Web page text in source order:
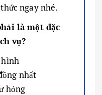
ngay nhé.
là một đặc
vụ?
nhất
hỏng